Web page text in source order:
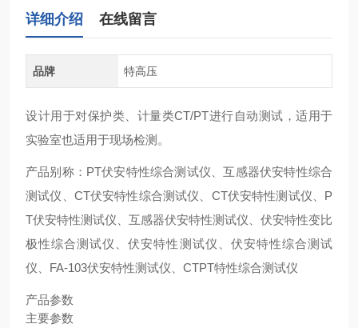
详细介绍 在线留言
品牌 特高压
设计用于对保护类、计量类CT/PT进行自动测试，适用于
实验室也适用于现场检测。
产品别称：PT伏安特性综合测试仪、互感器伏安特性综合
测试仪、CT伏安特性综合测试仪、CT伏安特性测试仪、P
T伏安特性测试仪、互感器伏安特性测试仪、伏安特性变比
极性综合测试仪、伏安特性测试仪、伏安特性综合测试
仪、FA-103伏安特性测试仪、CTPT特性综合测试仪
产品参数
主要参数